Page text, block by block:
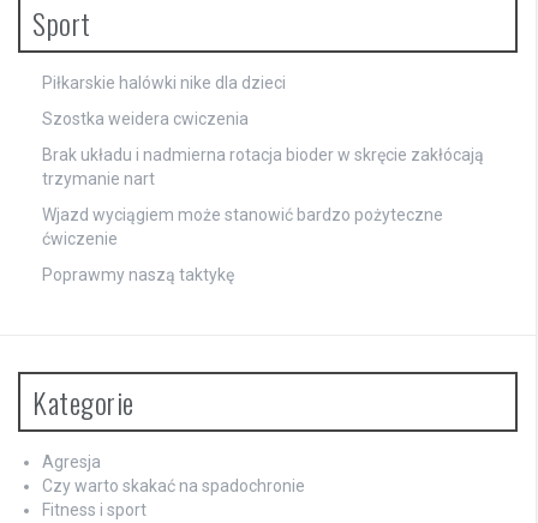
Sport
Piłkarskie halówki nike dla dzieci
Szostka weidera cwiczenia
Brak układu i nadmierna rotacja bioder w skręcie zakłócają
trzymanie nart
Wjazd wyciągiem może stanowić bardzo pożyteczne
ćwiczenie
Poprawmy naszą taktykę
Kategorie
Agresja
Czy warto skakać na spadochronie
Fitness i sport